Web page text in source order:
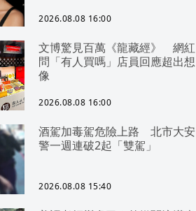
2026.08.08 16:00
文博驚見百萬《龍藏經》 網紅
問「有人買嗎」店員回應超出想
像
2026.08.08 16:00
酒駕加毒駕危險上路 北市大安
警一週連破2起「雙駕」
2026.08.08 15:40